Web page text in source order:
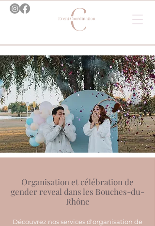
Organisation et célébration de
gender reveal dans les Bouches-du-
Rhône
Découvrez nos services d'organisation de